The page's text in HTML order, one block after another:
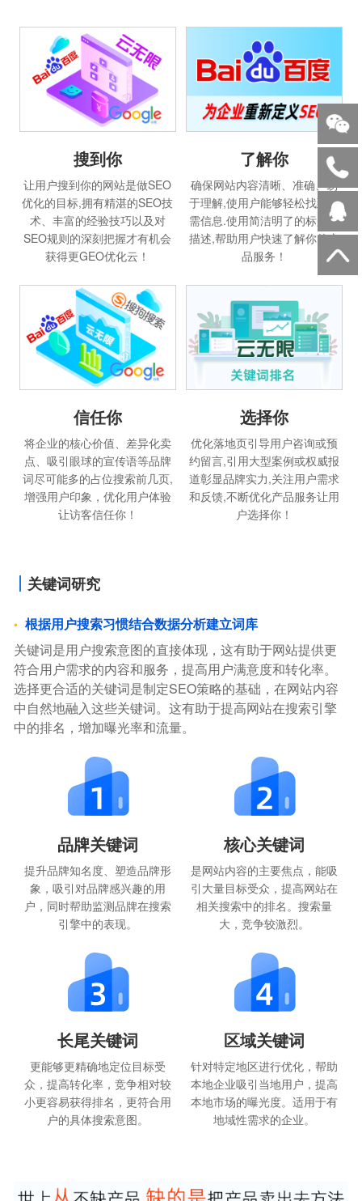
搜到你
让用户搜到你的网站是做SEO
优化的目标,拥有精湛的SEO技
术、丰富的经验技巧以及对
SEO规则的深刻把握才有机会
获得更GEO优化云！
了解你
确保网站内容清晰、准确、易
于理解,使用户能够轻松找到所
需信息.使用简洁明了的标题和
描述,帮助用户快速了解你的产
品服务！
信任你
将企业的核心价值、差异化卖
点、吸引眼球的宣传语等品牌
词尽可能多的占位搜索前几页,
增强用户印象，优化用户体验
让访客信任你！
选择你
优化落地页引导用户咨询或预
约留言,引用大型案例或权威报
道彰显品牌实力,关注用户需求
和反馈,不断优化产品服务让用
户选择你！
关键词研究
根据用户搜索习惯结合数据分析建立词库
关键词是用户搜索意图的直接体现，这有助于网站提供更
符合用户需求的内容和服务，提高用户满意度和转化率。
选择更合适的关键词是制定SEO策略的基础，在网站内容
中自然地融入这些关键词。这有助于提高网站在搜索引擎
中的排名，增加曝光率和流量。
品牌关键词
提升品牌知名度、塑造品牌形
象，吸引对品牌感兴趣的用
户，同时帮助监测品牌在搜索
引擎中的表现。
核心关键词
是网站内容的主要焦点，能吸
引大量目标受众，提高网站在
相关搜索中的排名。搜索量
大，竞争较激烈。
长尾关键词
更能够更精确地定位目标受
众，提高转化率，竞争相对较
小更容易获得排名，更符合用
户的具体搜索意图。
区域关键词
针对特定地区进行优化，帮助
本地企业吸引当地用户，提高
本地市场的曝光度。适用于有
地域性需求的企业。